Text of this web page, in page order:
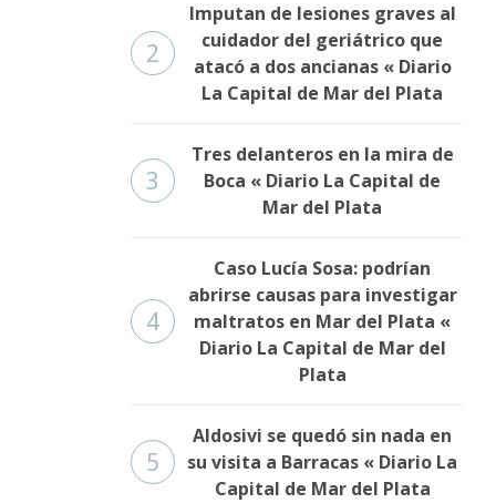
2
Imputan de lesiones graves al
cuidador del geriátrico que
atacó a dos ancianas « Diario
La Capital de Mar del Plata
3
Tres delanteros en la mira de
Boca « Diario La Capital de
Mar del Plata
4
Caso Lucía Sosa: podrían
abrirse causas para investigar
maltratos en Mar del Plata «
Diario La Capital de Mar del
Plata
5
Aldosivi se quedó sin nada en
su visita a Barracas « Diario La
Capital de Mar del Plata